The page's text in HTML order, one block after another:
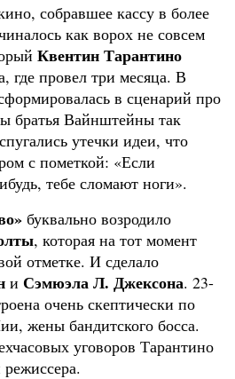
собравшее кассу в более
как ворох не совсем
Квентин Тарантино
где провел три месяца. В
в сценарий про
братья Вайнштейны так
утечки идеи, что
с пометкой: «Если
тебе сломают ноги».
буквально возродило
, которая на тот момент
отметке. И сделало
и Сэмюэла Л. Джексона. 23-
очень скептически по
жены бандитского босса.
уговоров Тарантино